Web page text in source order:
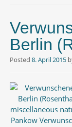
Berlin
Posted 8. April 2015